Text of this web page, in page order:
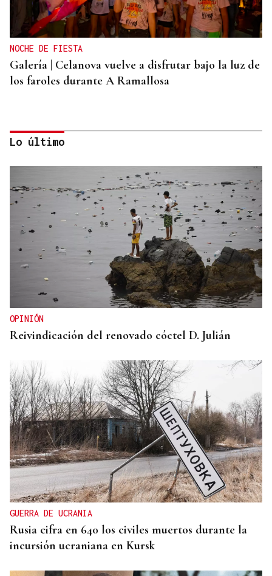
NOCHE DE FIESTA
Galería | Celanova vuelve a disfrutar bajo la luz de
los faroles durante A Ramallosa
QUEN CHO DIXO
¿Sabe usted que Amaral visitó Celanova?
Lo último
OPINIÓN
Reivindicación del renovado cóctel D. Julián
GUERRA DE UCRANIA
Rusia cifra en 640 los civiles muertos durante la
incursión ucraniana en Kursk